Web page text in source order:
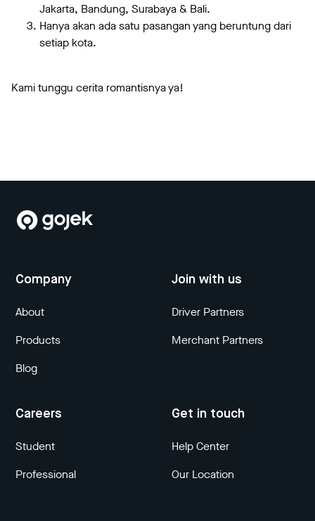
Jakarta, Bandung, Surabaya & Bali.
Hanya akan ada satu pasangan yang beruntung dari
setiap kota.
Kami tunggu cerita romantisnya ya!
Company
About
Products
Blog
Join with us
Driver Partners
Merchant Partners
Careers
Student
Professional
Get in touch
Help Center
Our Location